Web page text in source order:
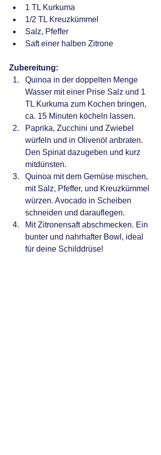
1 TL Kurkuma
1/2 TL Kreuzkümmel
Salz, Pfeffer
Saft einer halben Zitrone
Zubereitung:
Quinoa in der doppelten Menge
Wasser mit einer Prise Salz und 1
TL Kurkuma zum Kochen bringen,
ca. 15 Minuten köcheln lassen.
Paprika, Zucchini und Zwiebel
würfeln und in Olivenöl anbraten.
Den Spinat dazugeben und kurz
mitdünsten.
Quinoa mit dem Gemüse mischen,
mit Salz, Pfeffer, und Kreuzkümmel
würzen. Avocado in Scheiben
schneiden und darauflegen.
Mit Zitronensaft abschmecken. Ein
bunter und nahrhafter Bowl, ideal
für deine Schilddrüse!